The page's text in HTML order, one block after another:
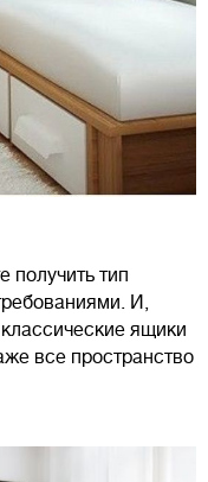
получить тип
И,
ящики
все пространство